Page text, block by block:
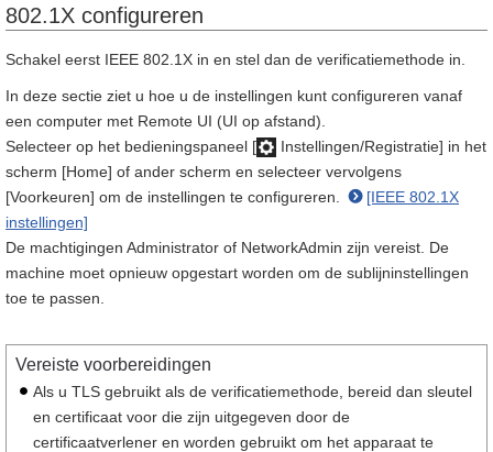
802.1X configureren
Schakel eerst IEEE 802.1X in en stel dan de verificatiemethode in.
In deze sectie ziet u hoe u de instellingen kunt configureren vanaf
een computer met Remote UI (UI op afstand).
Selecteer op het bedieningspaneel [
Instellingen/Registratie] in het
scherm [Home] of ander scherm en selecteer vervolgens
[Voorkeuren] om de instellingen te configureren.
[IEEE 802.1X
instellingen]
De machtigingen Administrator of NetworkAdmin zijn vereist. De
machine moet opnieuw opgestart worden om de sublijninstellingen
toe te passen.
Vereiste voorbereidingen
Als u TLS gebruikt als de verificatiemethode, bereid dan sleutel
en certificaat voor die zijn uitgegeven door de
certificaatverlener en worden gebruikt om het apparaat te